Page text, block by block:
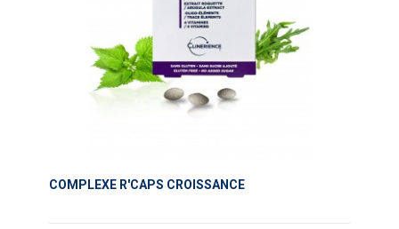
COMPLEXE R'CAPS CROISSANCE